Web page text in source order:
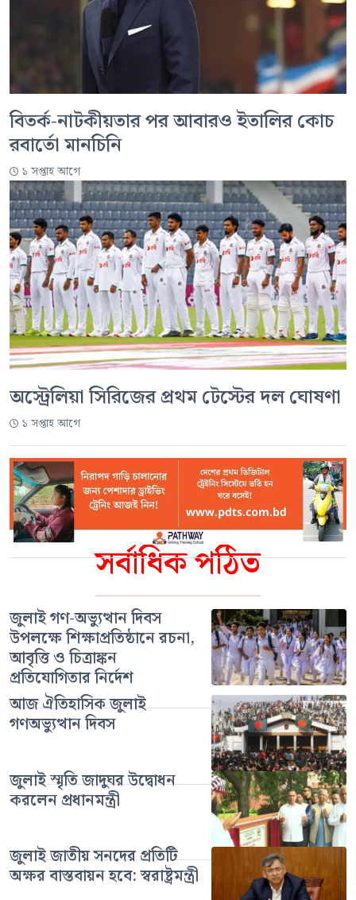
সর্বাধিক পঠিত
জুলাই গণ-অভ্যুত্থান দিবস
উপলক্ষে শিক্ষাপ্রতিষ্ঠানে রচনা,
আবৃত্তি ও চিত্রাঙ্কন
প্রতিযোগিতার নির্দেশ
আজ ঐতিহাসিক জুলাই
গণঅভ্যুত্থান দিবস
জুলাই স্মৃতি জাদুঘর উদ্বোধন
করলেন প্রধানমন্ত্রী
জুলাই জাতীয় সনদের প্রতিটি
অক্ষর বাস্তবায়ন হবে: স্বরাষ্ট্রমন্ত্রী
বিতর্ক-নাটকীয়তার পর আবারও ইতালির কোচ
রবার্তো মানচিনি
১ সপ্তাহ আগে
অস্ট্রেলিয়া সিরিজের প্রথম টেস্টের দল ঘোষণা
১ সপ্তাহ আগে